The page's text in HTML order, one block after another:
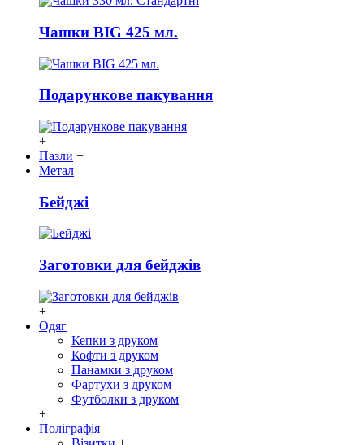
Чашки BIG 425 мл.
Подарункове пакування
+
Пазли +
Метал
Бейджі
Заготовки для бейджів
+
Одяг
Кепки з друком
Кофти з друком
Панамки з друком
Фартухи з друком
Футболки з друком
+
Поліграфія